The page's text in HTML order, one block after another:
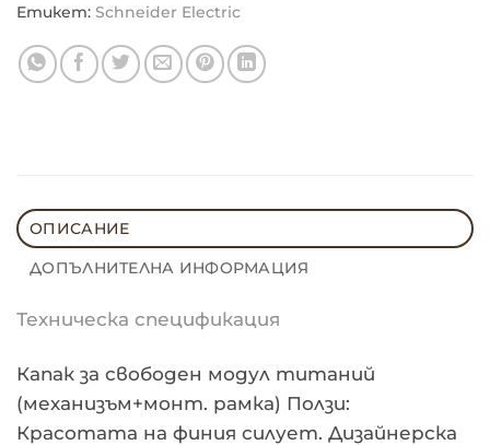
Етикет: Schneider Electric
ОПИСАНИЕ
ДОПЪЛНИТЕЛНА ИНФОРМАЦИЯ
Техническа спецификация
Капак за свободен модул титаний
(механизъм+монт. рамка) Ползи:
Красотата на финия силует. Дизайнерска